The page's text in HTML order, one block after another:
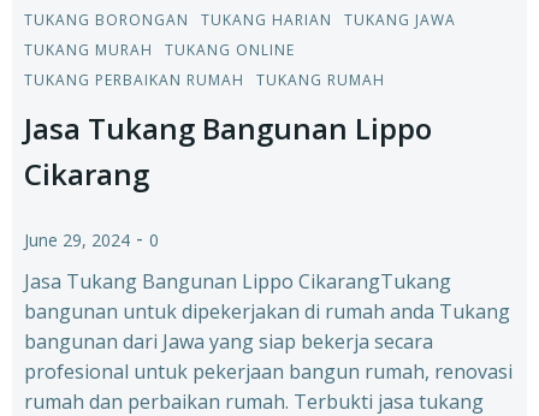
TUKANG BORONGAN
TUKANG HARIAN
TUKANG JAWA
TUKANG MURAH
TUKANG ONLINE
TUKANG PERBAIKAN RUMAH
TUKANG RUMAH
Jasa Tukang Bangunan Lippo
Cikarang
June 29, 2024 - 0
Jasa Tukang Bangunan Lippo CikarangTukang
bangunan untuk dipekerjakan di rumah anda Tukang
bangunan dari Jawa yang siap bekerja secara
profesional untuk pekerjaan bangun rumah, renovasi
rumah dan perbaikan rumah. Terbukti jasa tukang